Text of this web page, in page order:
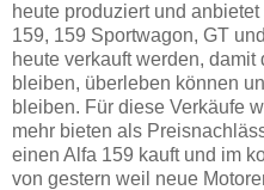
heute produziert und
159, 159 Sportwagon, GT
heute verkauft werden,
bleiben, überleben können
bleiben. Für diese Verkäufe
mehr bieten als
einen Alfa 159 kauft und im
von gestern weil neue